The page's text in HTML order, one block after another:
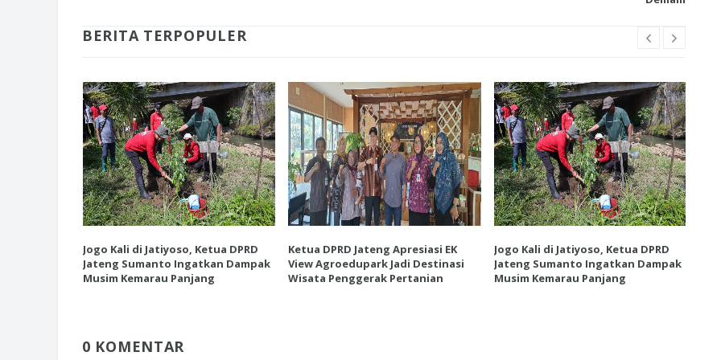
BERITA TERPOPULER
Jogo Kali di Jatiyoso, Ketua DPRD
Jateng Sumanto Ingatkan Dampak
Musim Kemarau Panjang
Ketua DPRD Jateng Apresiasi EK
View Agroedupark Jadi Destinasi
Wisata Penggerak Pertanian
Jogo Kali di Jatiyoso, Ketua DPRD
Jateng Sumanto Ingatkan Dampak
Musim Kemarau Panjang
0 KOMENTAR